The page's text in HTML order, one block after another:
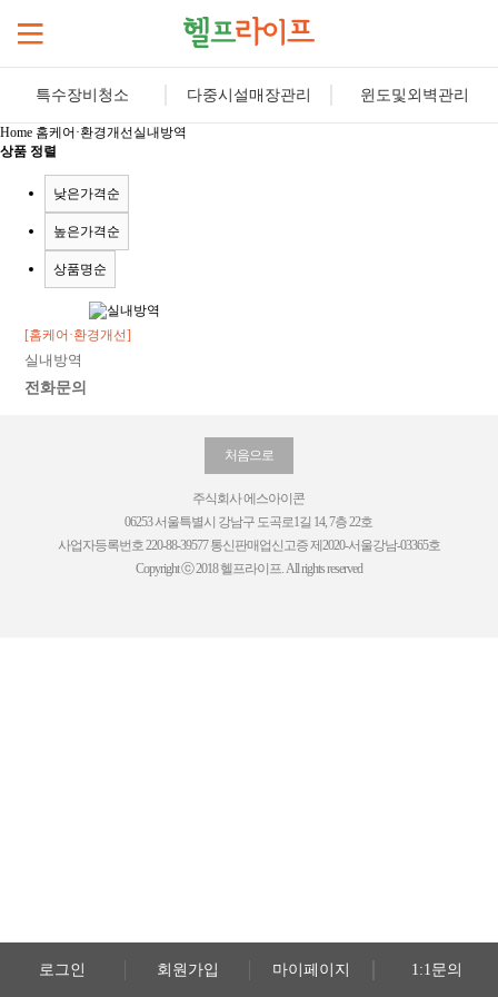
특수장비청소 다중시설매장관리 윈도및외벽관리
로그인 회원가입 마이페이지 1:1문의
Home 홈케어·환경개선실내방역
상품 정렬
낮은가격순
높은가격순
상품명순
[홈케어·환경개선]
실내방역
전화문의
처음으로
주식회사 에스아이콘
06253 서울특별시 강남구 도곡로1길 14, 7층 22호
사업자등록번호 220-88-39577 통신판매업신고증 제2020-서울강남-03365호
Copyright ⓒ 2018 헬프라이프. All rights reserved